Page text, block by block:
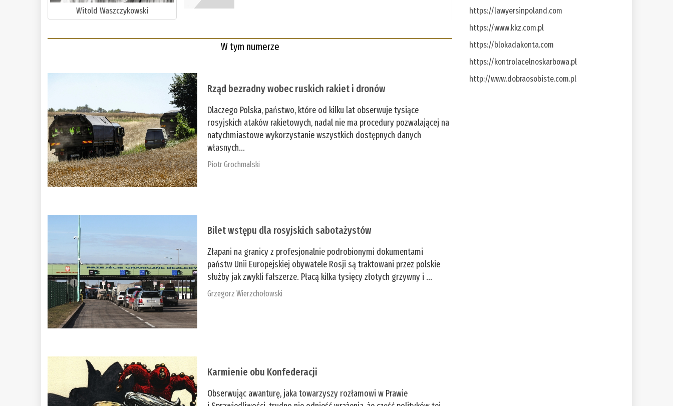
Witold Waszczykowski
W tym numerze
Rząd bezradny wobec ruskich rakiet i dronów
Dlaczego Polska, państwo, które od kilku lat obserwuje tysiące
rosyjskich ataków rakietowych, nadal nie ma procedury pozwalającej na
natychmiastowe wykorzystanie wszystkich dostępnych danych
własnych...
Piotr Grochmalski
Bilet wstępu dla rosyjskich sabotażystów
Złapani na granicy z profesjonalnie podrobionymi dokumentami
państw Unii Europejskiej obywatele Rosji są traktowani przez polskie
służby jak zwykli fałszerze. Płacą kilka tysięcy złotych grzywny i ...
Grzegorz Wierzchołowski
Karmienie obu Konfederacji
Obserwując awanturę, jaka towarzyszy rozłamowi w Prawie
https://lawyersinpoland.com
https://www.kkz.com.pl
https://blokadakonta.com
https://kontrolacelnoskarbowa.pl
http://www.dobraosobiste.com.pl